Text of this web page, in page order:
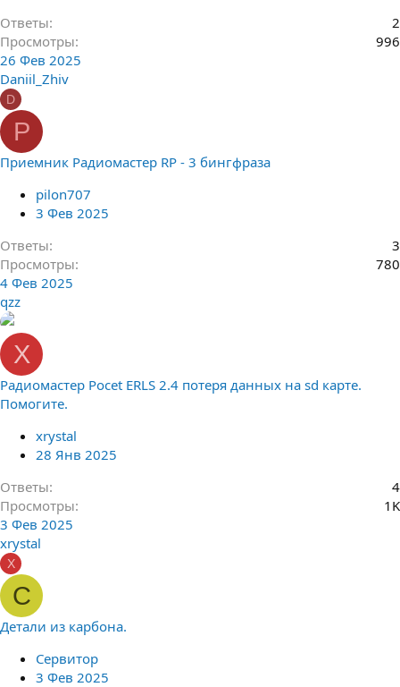
Ответы
2
Просмотры
996
26 Фев 2025
Daniil_Zhiv
D
P
Приемник Радиомастер RP - 3 бингфраза
pilon707
3 Фев 2025
Ответы
3
Просмотры
780
4 Фев 2025
qzz
X
Радиомастер Pocet ERLS 2.4 потеря данных на sd карте.
Помогите.
xrystal
28 Янв 2025
Ответы
4
Просмотры
1K
3 Фев 2025
xrystal
X
С
Детали из карбона.
Сервитор
3 Фев 2025